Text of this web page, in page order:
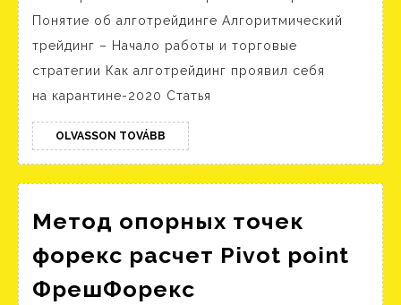
Понятие об алготрейдинге Алгоритмический
трейдинг – Начало работы и торговые
стратегии Как алготрейдинг проявил себя
на карантине-2020 Статья
OLVASSON TOVÁBB OLVASSON
TOVÁBB
Метод опорных точек
форекс расчет Pivot point
ФрешФорекс